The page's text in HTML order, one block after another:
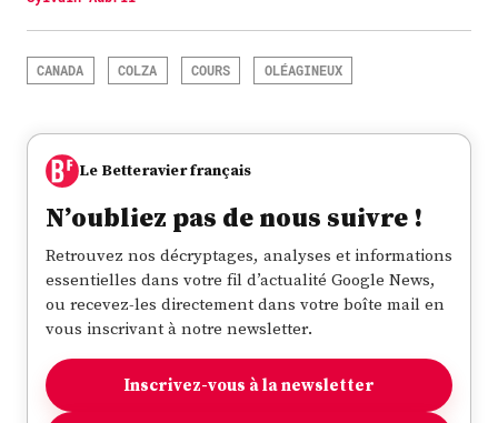
CANADA COLZA COURS OLÉAGINEUX
Le Betteravier français
N’oubliez pas de nous suivre !
Retrouvez nos décryptages, analyses et informations
essentielles dans votre fil d’actualité Google News,
ou recevez-les directement dans votre boîte mail en
vous inscrivant à notre newsletter.
Inscrivez-vous à la newsletter